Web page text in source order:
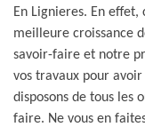
En Lignieres. En
meilleure croissance
savoir-faire et notre
vos travaux pour
disposons de tous les
faire. Ne vous en